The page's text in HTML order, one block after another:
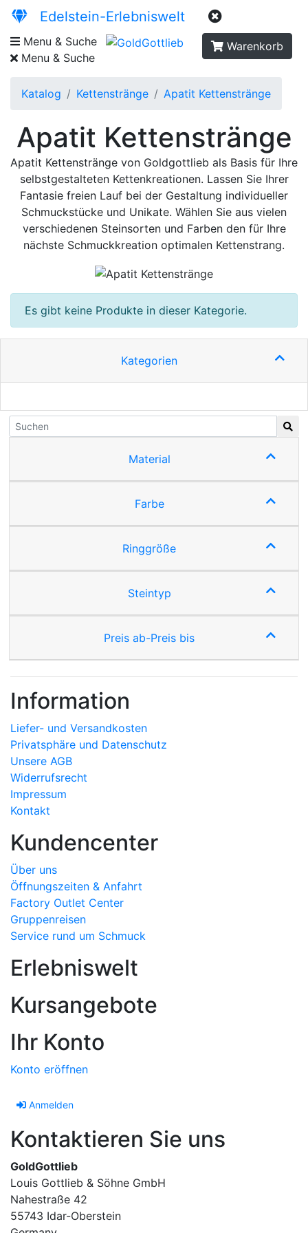
Edelstein-Erlebniswelt
Menu & Suche
Menu & Suche
Warenkorb
Katalog Kettenstränge Apatit Kettenstränge
Apatit Kettenstränge
Apatit Kettenstränge von Goldgottlieb als Basis für Ihre
selbstgestalteten Kettenkreationen. Lassen Sie Ihrer
Fantasie freien Lauf bei der Gestaltung individueller
Schmuckstücke und Unikate. Wählen Sie aus vielen
verschiedenen Steinsorten und Farben den für Ihre
nächste Schmuckkreation optimalen Kettenstrang.
Es gibt keine Produkte in dieser Kategorie.
Kategorien
Material
Farbe
Ringgröße
Steintyp
Preis ab-Preis bis
Information
Liefer- und Versandkosten
Privatsphäre und Datenschutz
Unsere AGB
Widerrufsrecht
Impressum
Kontakt
Kundencenter
Über uns
Öffnungszeiten & Anfahrt
Factory Outlet Center
Gruppenreisen
Service rund um Schmuck
Erlebniswelt
Kursangebote
Ihr Konto
Konto eröffnen
Anmelden
Kontaktieren Sie uns
GoldGottlieb
Louis Gottlieb & Söhne GmbH
Nahestraße 42
55743 Idar-Oberstein